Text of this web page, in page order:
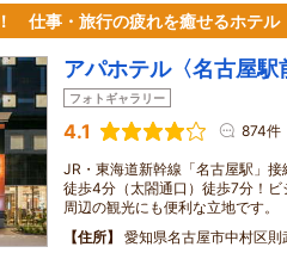
仕事・旅行の疲れを癒せるホテル
アパホテル〈名古屋駅
フォトギャラリー
4.1 874件
JR・東海道新幹線「名古屋駅」
徒歩4分（太閤通口）徒歩7分！
周辺の観光にも便利な立地です。
住所
愛知県名古屋市中村区則